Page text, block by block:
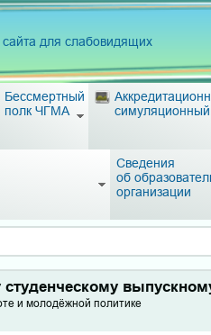
для слабовидящих
Бессмертный
полк ЧГМА
Сведения
об
организации
и молодёжной политике